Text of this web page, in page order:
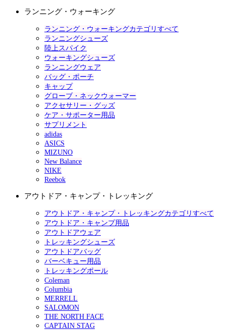
ランニング・ウォーキング
ランニング・ウォーキングカテゴリすべて
ランニングシューズ
陸上スパイク
ウォーキングシューズ
ランニングウェア
バッグ・ポーチ
キャップ
グローブ・ネックウォーマー
アクセサリー・グッズ
ケア・サポーター用品
サプリメント
adidas
ASICS
MIZUNO
New Balance
NIKE
Reebok
アウトドア・キャンプ・トレッキング
アウトドア・キャンプ・トレッキングカテゴリすべて
アウトドア・キャンプ用品
アウトドアウェア
トレッキングシューズ
アウトドアバッグ
バーベキュー用品
トレッキングポール
Coleman
Columbia
MERRELL
SALOMON
THE NORTH FACE
CAPTAIN STAG